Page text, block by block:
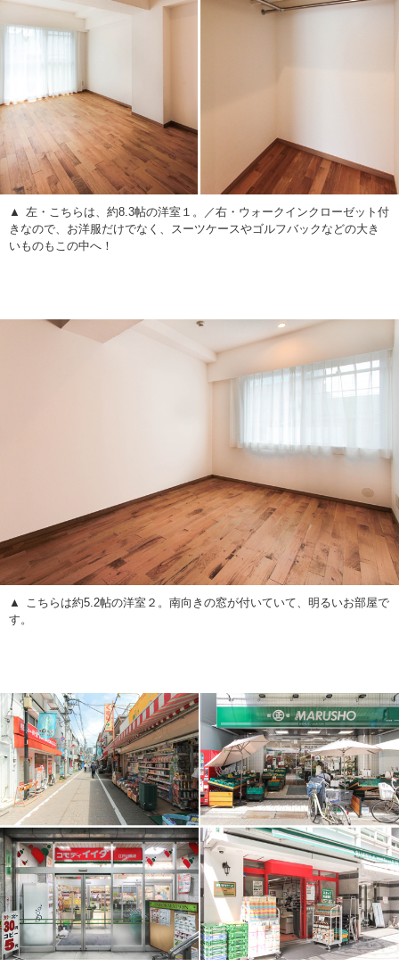
左・こちらは、約8.3帖の洋室１。／右・ウォークインクローゼット付
きなので、お洋服だけでなく、スーツケースやゴルフバックなどの大き
いものもこの中へ！
こちらは約5.2帖の洋室２。南向きの窓が付いていて、明るいお部屋で
す。